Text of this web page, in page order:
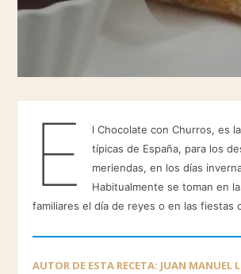
E
l Chocolate con Churros, es
típicas de España, para los
meriendas, en los días
Habitualmente se toman en
familiares el día de reyes o en las fiestas
AUTOR DE ESTA RECETA: JUAN MANUEL